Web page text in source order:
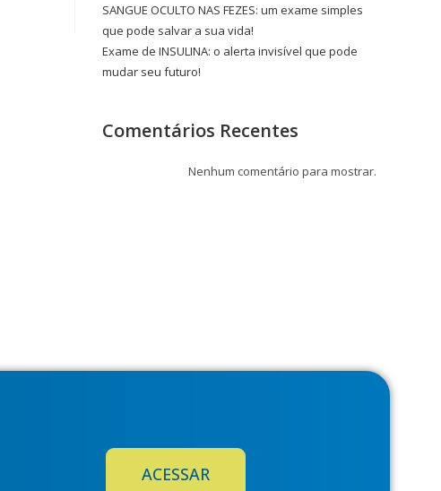
SANGUE OCULTO NAS FEZES: um exame simples
que pode salvar a sua vida!
Exame de INSULINA: o alerta invisível que pode
mudar seu futuro!
Comentários Recentes
Nenhum comentário para mostrar.
ACESSAR